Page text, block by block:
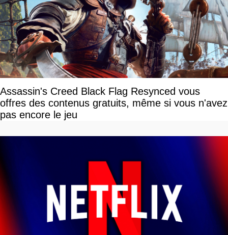
Assassin's Creed Black Flag Resynced vous
offres des contenus gratuits, même si vous n'avez
pas encore le jeu